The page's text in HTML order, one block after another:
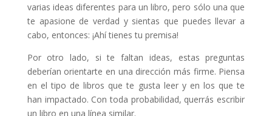
varias ideas diferentes para un libro, pero sólo una que
te apasione de verdad y sientas que puedes llevar a
cabo, entonces: ¡Ahí tienes tu premisa!
Por otro lado, si te faltan ideas, estas preguntas
deberían orientarte en una dirección más firme. Piensa
en el tipo de libros que te gusta leer y en los que te
han impactado. Con toda probabilidad, querrás escribir
un libro en una línea similar.